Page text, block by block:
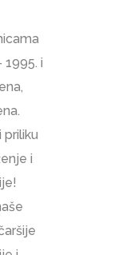
i
priliku
i